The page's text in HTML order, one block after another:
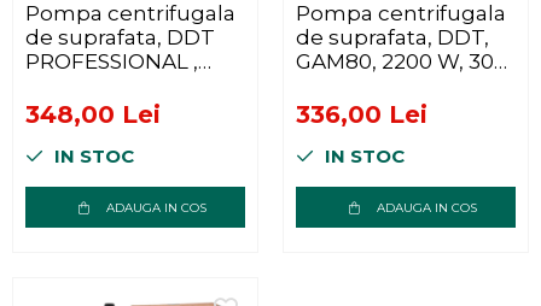
Pompa centrifugala
de suprafata, DDT
PROFESSIONAL ,
l/min
348,00 Lei
IN STOC
ADAUGA IN COS
Pompa centrifugala
de suprafata, DDT,
GAM80, 2200 W, 300
336,00 Lei
IN STOC
ADAUGA IN COS